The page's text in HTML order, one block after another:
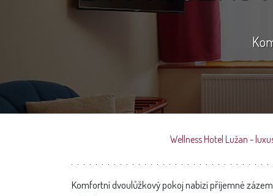
Wellness Hotel Lužan -
Komfortní dvoulůžkový pokoj nabízí příjemné